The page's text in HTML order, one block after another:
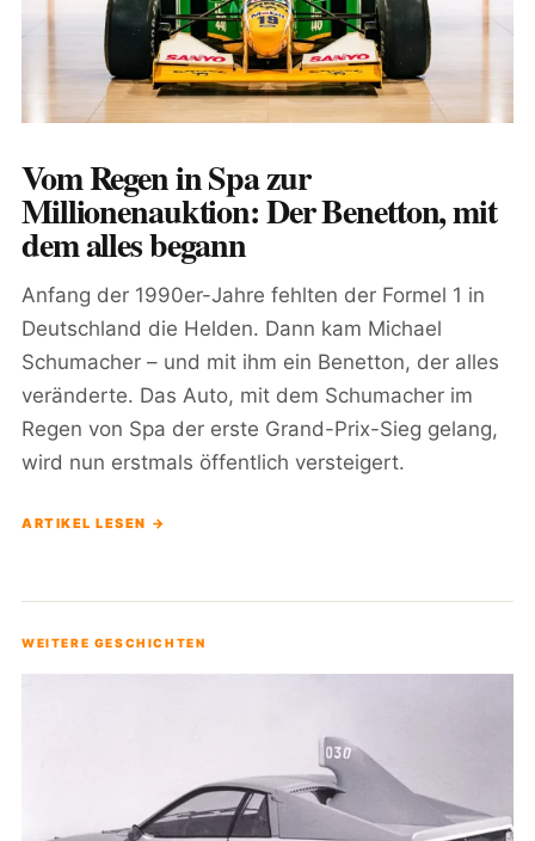
Vom Regen in Spa zur
Millionenauktion: Der Benetton, mit
dem alles begann
Anfang der 1990er-Jahre fehlten der Formel 1 in
Deutschland die Helden. Dann kam Michael
Schumacher – und mit ihm ein Benetton, der alles
veränderte. Das Auto, mit dem Schumacher im
Regen von Spa der erste Grand-Prix-Sieg gelang,
wird nun erstmals öffentlich versteigert.
ARTIKEL LESEN →
WEITERE GESCHICHTEN